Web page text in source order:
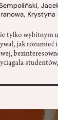
,
, Krystyna
tylko wybitnym
jak rozumieć